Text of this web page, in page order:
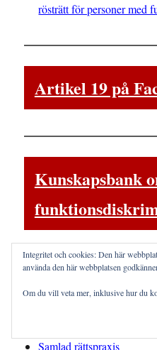
rösträtt för personer med
Artikel 19 på
Kunskapsbank
Bristande tillgänglighet
Diskrimineringsskydd
Domar och förlikningar
Samlad rättspraxis
Integritet och cookies: Den här
använda den här webbplatsen
Om du vill veta mer, inklusive hur du